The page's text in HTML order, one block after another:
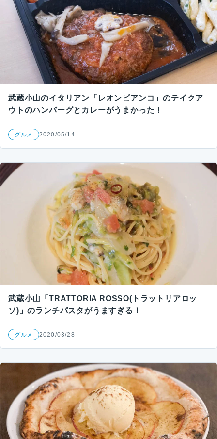
武蔵小山のイタリアン「レオンビアンコ」のテイクア
ウトのハンバーグとカレーがうまかった！
グルメ 2020/05/14
武蔵小山「TRATTORIA ROSSO(トラットリアロッ
ソ)」のランチパスタがうますぎる！
グルメ 2020/03/28